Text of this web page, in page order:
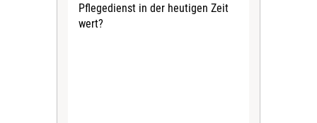
Pflegedienst in der heutigen Zeit
wert?